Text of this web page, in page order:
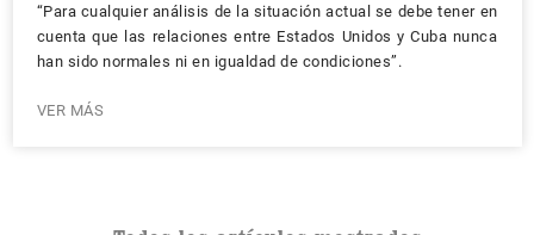
“Para cualquier análisis de la situación actual se debe tener en
cuenta que las relaciones entre Estados Unidos y Cuba nunca
han sido normales ni en igualdad de condiciones”.
VER MÁS